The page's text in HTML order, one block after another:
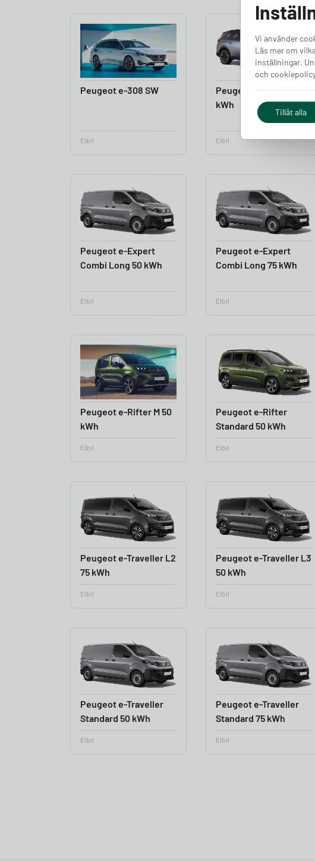
Peugeot e-308 SW
Elbil
Peugeot e-5008 73
kWh
Elbil
Peugeot e-Expert
Combi Long 50 kWh
Elbil
Peugeot e-Expert
Combi Long 75 kWh
Elbil
Peugeot e-Rifter M 50
kWh
Elbil
Peugeot e-Rifter
Standard 50 kWh
Elbil
Peugeot e-Traveller L2
75 kWh
Elbil
Peugeot e-Traveller L3
50 kWh
Elbil
Peugeot e-Traveller
Standard 50 kWh
Elbil
Peugeot e-Traveller
Standard 75 kWh
Elbil
Vi använder
Läs mer om
inställningar.
och
Tillåt alla